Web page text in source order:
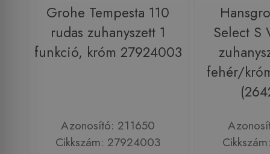
Grohe Tempesta 110
rudas zuhanyszett 1
funkció, króm 27924003
Azonosító: 211650
Cikkszám: 27924003
Select S
fehér/